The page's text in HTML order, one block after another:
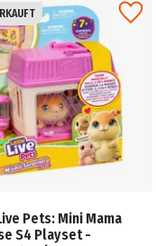
Pets: Mini Mama
S4 Playset -